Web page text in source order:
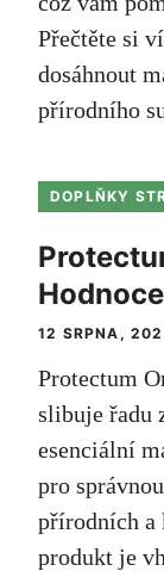
Přečtěte si
dosáhnout
přírodního
DOPLŇKY
12 SRPNA,
Protectum
slibuje řadu
esenciální
pro
přírodních a
produkt je